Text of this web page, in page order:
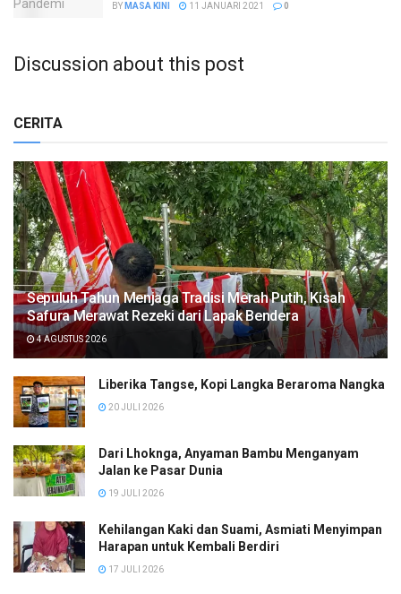
BY MASA KINI 11 JANUARI 2021 0
Discussion about this post
CERITA
Sepuluh Tahun Menjaga Tradisi Merah Putih, Kisah
Safura Merawat Rezeki dari Lapak Bendera
4 AGUSTUS 2026
Liberika Tangse, Kopi Langka Beraroma Nangka
20 JULI 2026
Dari Lhoknga, Anyaman Bambu Menganyam
Jalan ke Pasar Dunia
19 JULI 2026
Kehilangan Kaki dan Suami, Asmiati Menyimpan
Harapan untuk Kembali Berdiri
17 JULI 2026